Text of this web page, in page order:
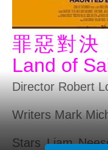
罪惡對決
Land of
Director Robert
Writers Mark
Stars Liam